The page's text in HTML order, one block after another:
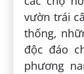
vườn trái
thống,
độc đáo
phương